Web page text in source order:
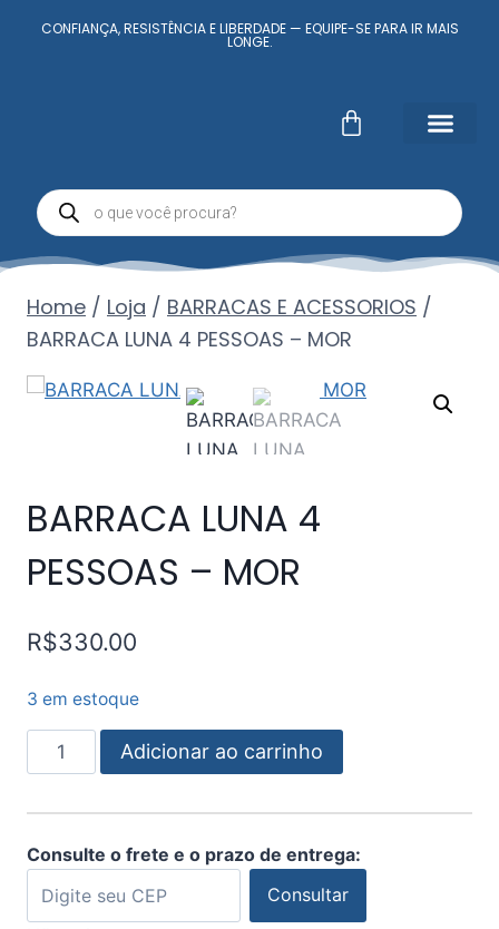
CONFIANÇA, RESISTÊNCIA E LIBERDADE — EQUIPE-SE PARA IR MAIS
LONGE.
Home / Loja / BARRACAS E ACESSORIOS /
BARRACA LUNA 4 PESSOAS – MOR
BARRACA LUNA 4
PESSOAS – MOR
R$330.00
3 em estoque
Adicionar ao carrinho
Consulte o frete e o prazo de entrega:
Consultar